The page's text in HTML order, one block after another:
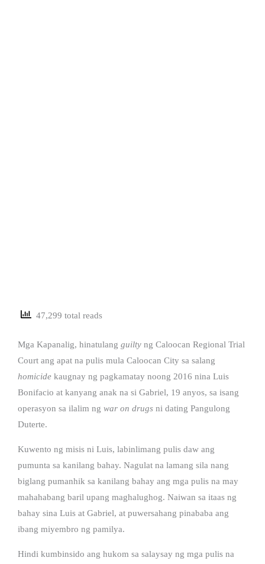
47,299 total reads
Mga Kapanalig, hinatulang guilty ng Caloocan Regional Trial
Court ang apat na pulis mula Caloocan City sa salang
homicide kaugnay ng pagkamatay noong 2016 nina Luis
Bonifacio at kanyang anak na si Gabriel, 19 anyos, sa isang
operasyon sa ilalim ng war on drugs ni dating Pangulong
Duterte.
Kuwento ng misis ni Luis, labinlimang pulis daw ang
pumunta sa kanilang bahay. Nagulat na lamang sila nang
biglang pumanhik sa kanilang bahay ang mga pulis na may
mahahabang baril upang maghalughog. Naiwan sa itaas ng
bahay sina Luis at Gabriel, at puwersahang pinababa ang
ibang miyembro ng pamilya.
Hindi kumbinsido ang hukom sa salaysay ng mga pulis na